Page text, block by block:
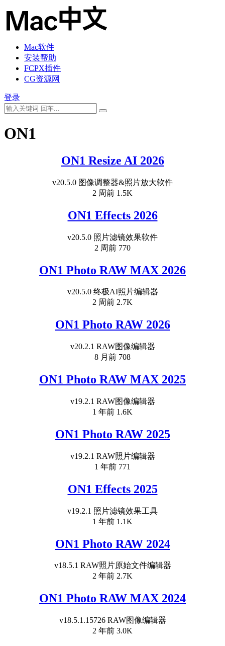
Mac软件
安装帮助
FCPX插件
CG资源网
登录
ON1
ON1 Resize AI 2026
v20.5.0 图像调整器&照片放大软件
2 周前 1.5K
ON1 Effects 2026
v20.5.0 照片滤镜效果软件
2 周前 770
ON1 Photo RAW MAX 2026
v20.5.0 终极AI照片编辑器
2 周前 2.7K
ON1 Photo RAW 2026
v20.2.1 RAW图像编辑器
8 月前 708
ON1 Photo RAW MAX 2025
v19.2.1 RAW图像编辑器
1 年前 1.6K
ON1 Photo RAW 2025
v19.2.1 RAW照片编辑器
1 年前 771
ON1 Effects 2025
v19.2.1 照片滤镜效果工具
1 年前 1.1K
ON1 Photo RAW 2024
v18.5.1 RAW照片原始文件编辑器
2 年前 2.7K
ON1 Photo RAW MAX 2024
v18.5.1.15726 RAW图像编辑器
2 年前 3.0K